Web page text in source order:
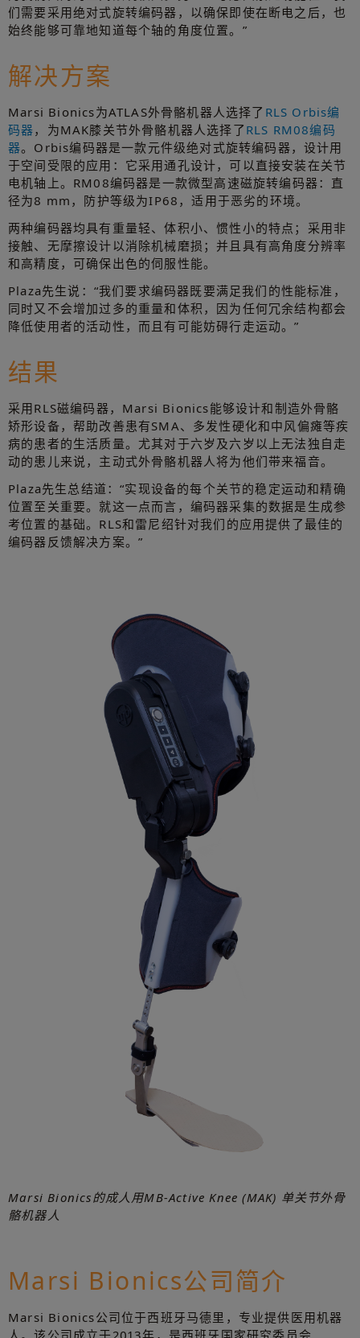
们需要采用绝对式旋转编码器，以确保即使在断电之后，也
始终能够可靠地知道每个轴的角度位置。”
解决方案
Marsi Bionics为ATLAS外骨骼机器人选择了 RLS Orbis编
码器，为MAK膝关节外骨骼机器人选择了 RLS RM08编码
器。Orbis编码器是一款元件级绝对式旋转编码器，设计用
于空间受限的应用：它采用通孔设计，可以直接安装在关节
电机轴上。RM08编码器是一款微型高速磁旋转编码器：直
径为8 mm，防护等级为IP68，适用于恶劣的环境。
两种编码器均具有重量轻、体积小、惯性小的特点；采用非
接触、无摩擦设计以消除机械磨损；并且具有高角度分辨率
和高精度，可确保出色的伺服性能。
Plaza先生说：“我们要求编码器既要满足我们的性能标准，
同时又不会增加过多的重量和体积，因为任何冗余结构都会
降低使用者的活动性，而且有可能妨碍行走运动。”
结果
采用RLS磁编码器，Marsi Bionics能够设计和制造外骨骼
矫形设备，帮助改善患有SMA、多发性硬化和中风偏瘫等疾
病的患者的生活质量。尤其对于六岁及六岁以上无法独自走
动的患儿来说，主动式外骨骼机器人将为他们带来福音。
Plaza先生总结道：“实现设备的每个关节的稳定运动和精确
位置至关重要。就这一点而言，编码器采集的数据是生成参
考位置的基础。RLS和雷尼绍针对我们的应用提供了最佳的
编码器反馈解决方案。”
Marsi Bionics的成人用MB-Active Knee (MAK) 单关节外骨
骼机器人
Marsi Bionics公司简介
Marsi Bionics公司位于西班牙马德里，专业提供医用机器
人。该公司成立于2013年，是西班牙国家研究委员会